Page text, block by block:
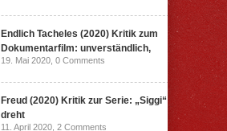
Endlich Tacheles (2020) Kritik zum
Dokumentarfilm: unverständlich,
19. Mai 2020, 0 Comments
Freud (2020) Kritik zur Serie: „Siggi“
dreht
11. April 2020, 2 Comments